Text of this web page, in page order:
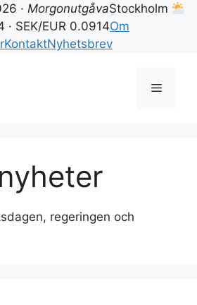
· MorgonutgåvaStockholm
· SEK/EUR 0.0914Om
KontaktNyhetsbrev
Meny
regeringen och